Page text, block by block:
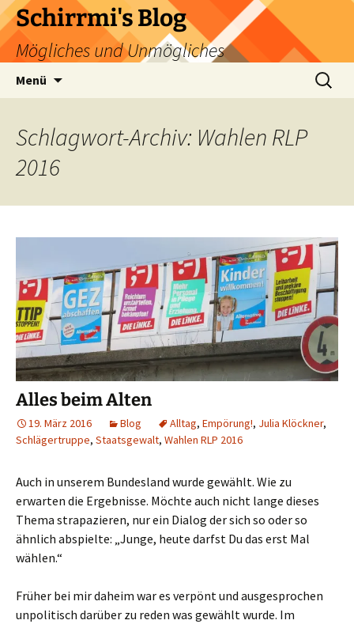
Zum
Inhalt
springen
Schirrmi's Blog
Mögliches und Unmögliches
Menü
Suchen
nach:
Schlagwort-Archiv: Wahlen RLP
2016
Alles beim Alten
19. März 2016 Blog Alltag, Empörung!, Julia Klöckner,
Schlägertruppe, Staatsgewalt, Wahlen RLP 2016
Auch in unserem Bundesland wurde gewählt. Wie zu
erwarten die Ergebnisse. Möchte auch nicht lange dieses
Thema strapazieren, nur ein Dialog der sich so oder so
ähnlich abspielte: „Junge, heute darfst Du das erst Mal
wählen.“
Früher bei mir daheim war es verpönt und ausgesprochen
unpolitisch darüber zu reden was gewählt wurde. Im